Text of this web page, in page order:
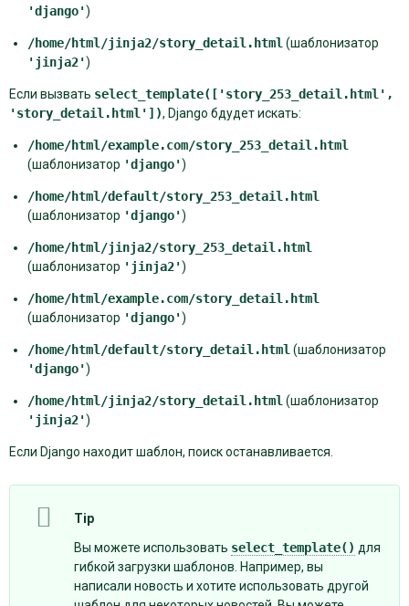
'django')
/home/html/jinja2/story_detail.html (шаблонизатор
'jinja2')
Если вызвать select_template(['story_253_detail.html',
'story_detail.html']), Django бдудет искать:
/home/html/example.com/story_253_detail.html
(шаблонизатор 'django')
/home/html/default/story_253_detail.html
(шаблонизатор 'django')
/home/html/jinja2/story_253_detail.html
(шаблонизатор 'jinja2')
/home/html/example.com/story_detail.html
(шаблонизатор 'django')
/home/html/default/story_detail.html (шаблонизатор
'django')
/home/html/jinja2/story_detail.html (шаблонизатор
'jinja2')
Если Django находит шаблон, поиск останавливается.
Tip
Вы можете использовать select_template() для
гибкой загрузки шаблонов. Например, вы
написали новость и хотите использовать другой